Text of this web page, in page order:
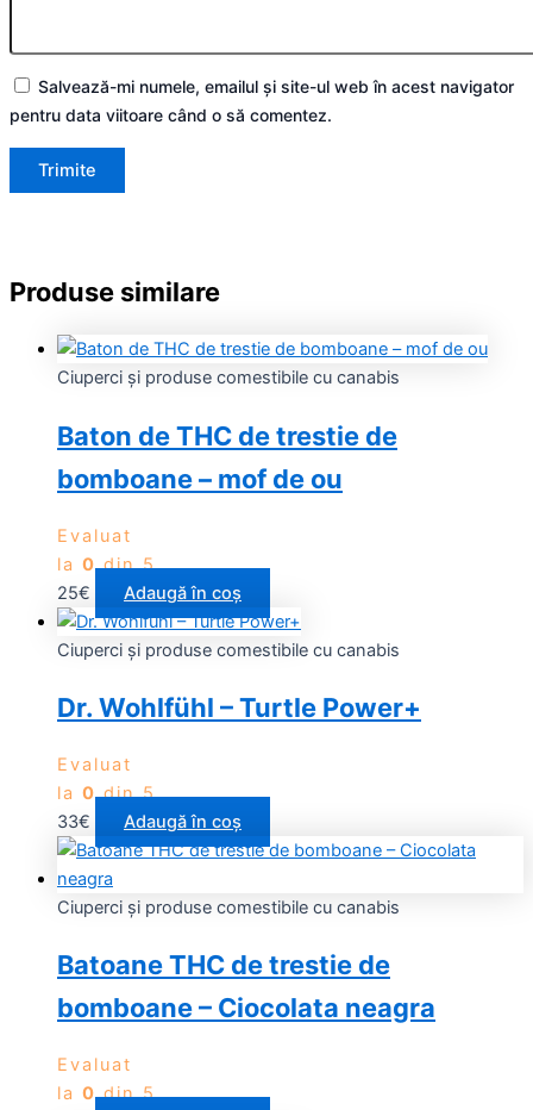
Salvează-mi numele, emailul și site-ul web în acest navigator
pentru data viitoare când o să comentez.
Produse similare
Ciuperci și produse comestibile cu canabis
Baton de THC de trestie de
bomboane – mof de ou
Evaluat
la 0din 5
25€ Adaugă în coș
Ciuperci și produse comestibile cu canabis
Dr. Wohlfühl – Turtle Power+
Evaluat
la 0din 5
33€ Adaugă în coș
Ciuperci și produse comestibile cu canabis
Batoane THC de trestie de
bomboane – Ciocolata neagra
Evaluat
la 0din 5